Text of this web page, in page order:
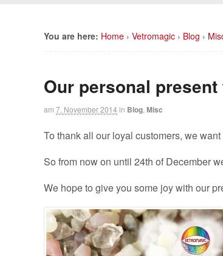
You are here: Home › Vetromagic › Blog ›
Our personal
am 7. November 2014 in Blog Misc
To thank all our loyal customers, we
So from now on until 24th of December
We hope to give you some joy with our